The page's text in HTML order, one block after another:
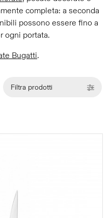
completa: a seconda
possono essere fino a
ogni portata.
Bugatti.
Filtra prodotti